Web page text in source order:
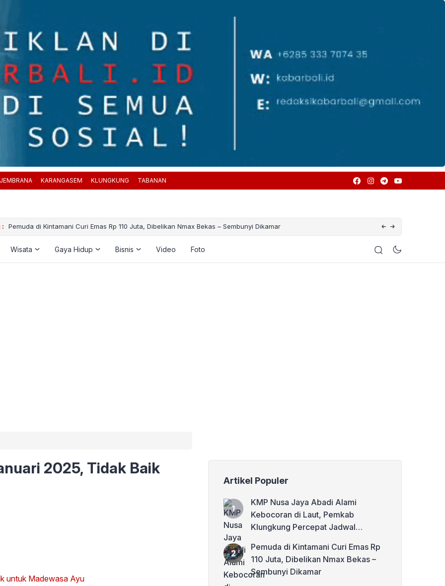
JEMBRANA KARANGASEM KLUNGKUNG TABANAN
: Pemuda di Kintamani Curi Emas Rp 110 Juta, Dibelikan Nmax Bekas – Sembunyi Dikamar Catat Tanggalnya ! Ini
Wisata Gaya Hidup Bisnis Video Foto
2025, Tidak Baik
Artikel Populer
KMP Nusa Jaya Abadi Alami
Kebocoran di Laut, Pemkab
Klungkung Percepat Jadwal
Pemuda di Kintamani Curi Emas Rp
110 Juta, Dibelikan Nmax Bekas –
Sembunyi Dikamar